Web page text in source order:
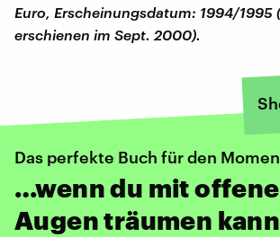
Euro, Erscheinungsdatum: 1994/1995
erschienen im Sept. 2000).
Das perfekte Buch für den
…wenn du mit
Augen träumen